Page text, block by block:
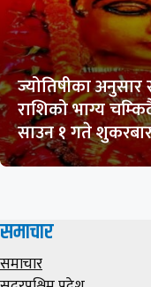
ज्योतिषीका अनुसार
राशिको भाग्य
साउन १ गते
समाचार
समाचार